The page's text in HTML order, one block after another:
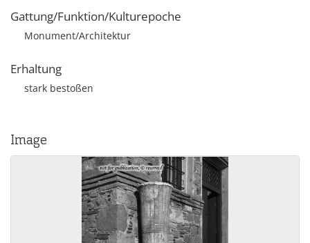
Gattung/Funktion/Kulturepoche
Monument/Architektur
Erhaltung
stark bestoßen
Image